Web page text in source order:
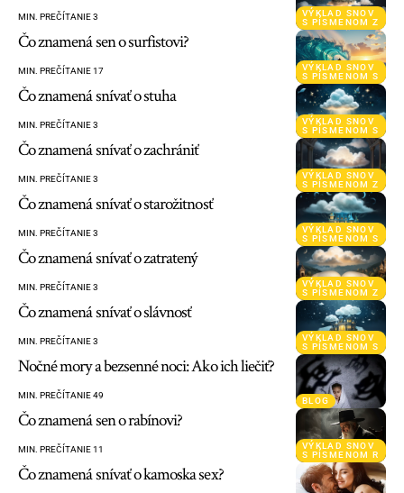
VÝKLAD SNOV
S PÍSMENOM Z
MIN. PREČÍTANIE 3
VÝKLAD SNOV
S PÍSMENOM S
Čo znamená sen o surfistovi?
MIN. PREČÍTANIE 17
VÝKLAD SNOV
S PÍSMENOM S
Čo znamená snívať o stuha
MIN. PREČÍTANIE 3
VÝKLAD SNOV
S PÍSMENOM Z
Čo znamená snívať o zachrániť
MIN. PREČÍTANIE 3
VÝKLAD SNOV
S PÍSMENOM S
Čo znamená snívať o starožitnosť
MIN. PREČÍTANIE 3
VÝKLAD SNOV
S PÍSMENOM Z
Čo znamená snívať o zatratený
MIN. PREČÍTANIE 3
VÝKLAD SNOV
S PÍSMENOM S
Čo znamená snívať o slávnosť
MIN. PREČÍTANIE 3
BLOG
Nočné mory a bezsenné noci: Ako ich liečiť?
MIN. PREČÍTANIE 49
VÝKLAD SNOV
S PÍSMENOM R
Čo znamená sen o rabínovi?
MIN. PREČÍTANIE 11
Čo znamená snívať o kamoska sex?